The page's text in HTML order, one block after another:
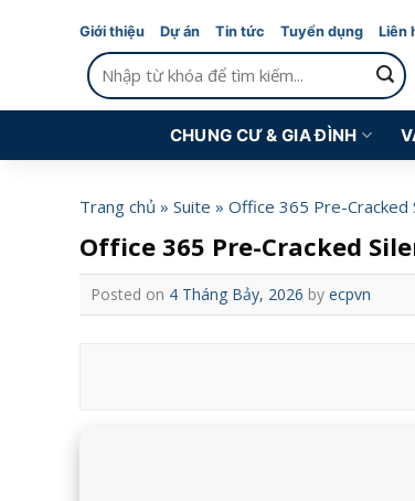
Giới thiệu Dự án Tin tức Tuyển dụng Liên
Tìm
kiếm:
CHUNG CƯ & GIA ĐÌNH
Trang chủ » Suite » Office 365 Pre-Cracked
Office 365 Pre-Cracked
Posted on 4 Tháng Bảy, 2026 by ecpvn